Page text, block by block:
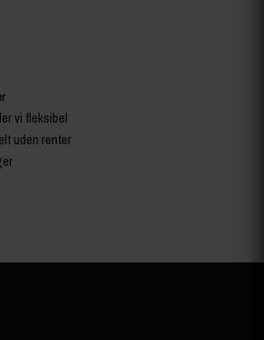
vi fleksibel
uden renter